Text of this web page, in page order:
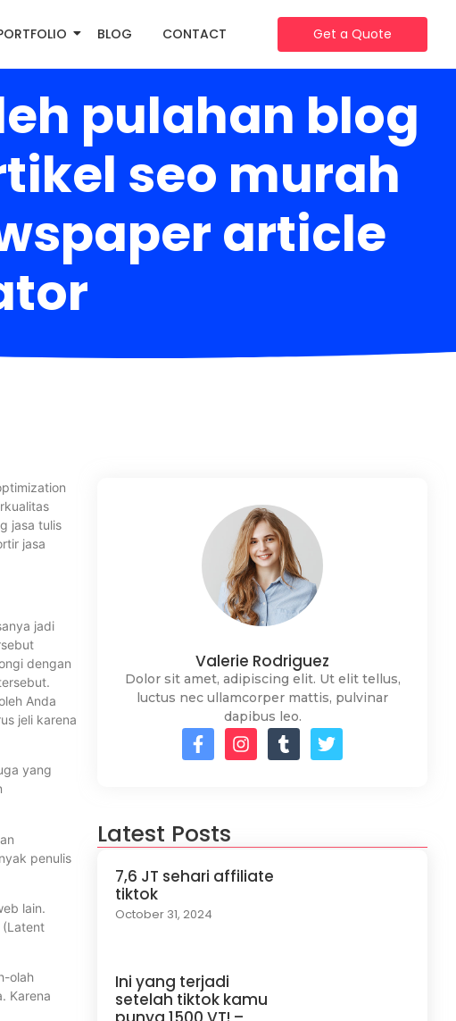
BLOG CONTACT Get a Quote
pulahan blog
seo murah
article
jasa tulis
jasa
jadi
dengan
Anda
jeli karena
yang
penulis
lain.
(Latent
olah
Karena
Valerie Rodriguez
Dolor sit amet, adipiscing elit. Ut elit tellus,
luctus nec ullamcorper mattis, pulvinar
dapibus leo.
Latest Posts
7,6 JT sehari affiliate
tiktok
October 31, 2024
Ini yang terjadi
setelah tiktok kamu